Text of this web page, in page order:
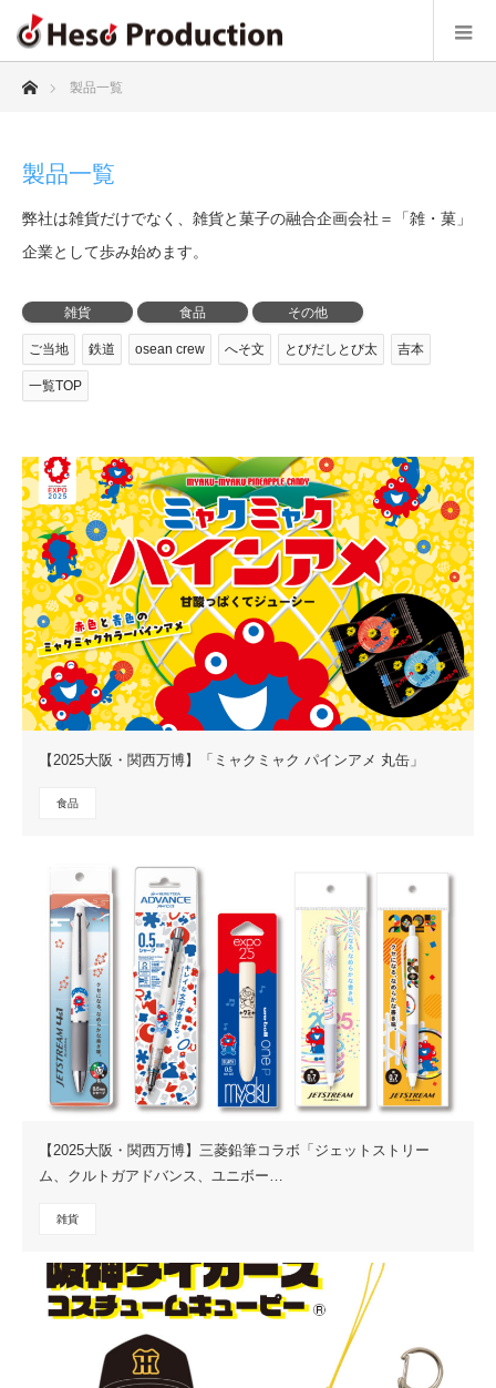
ホーム製品一覧
製品一覧
弊社は雑貨だけでなく、雑貨と菓子の融合企画会社＝「雑・菓」
企業として歩み始めます。
雑貨 食品 その他
ご当地 鉄道 osean crew へそ文 とびだしとび太 吉本
一覧TOP
【2025大阪・関西万博】「ミャクミャク パインアメ 丸缶」
食品
【2025大阪・関西万博】三菱鉛筆コラボ「ジェットストリー
ム、クルトガアドバンス、ユニボー…
雑貨